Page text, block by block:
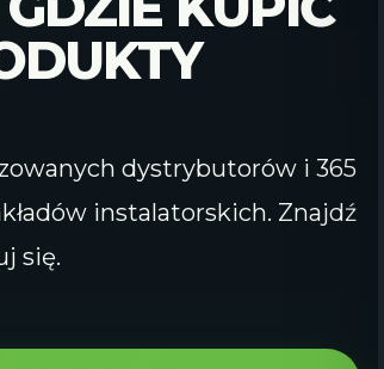
dystrybutorów i 365
instalatorskich. Znajdź
się.